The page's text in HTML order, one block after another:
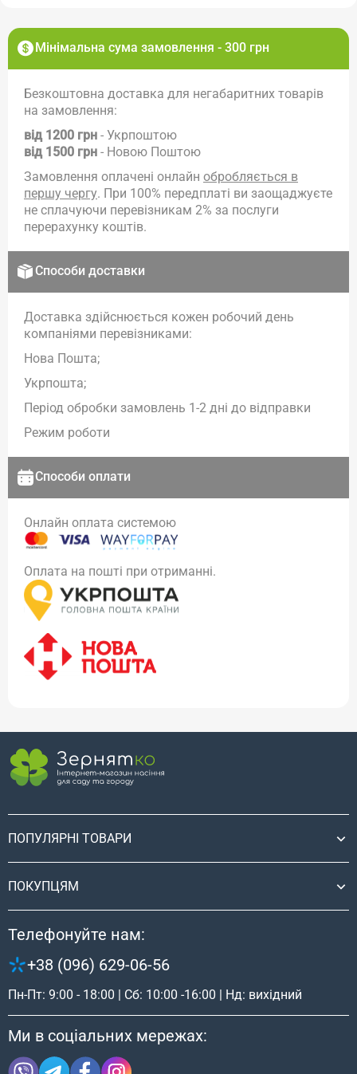
Мінімальна сума замовлення - 300 грн
Безкоштовна доставка для негабаритних товарів
на замовлення:
від 1200 грн - Укрпоштою
від 1500 грн - Новою Поштою
Замовлення оплачені онлайн обробляється в
першу чергу. При 100% передплаті ви заощаджуєте
не сплачуючи перевізникам 2% за послуги
перерахунку коштів.
Способи доставки
Доставка здійснюється кожен робочий день
компаніями перевізниками:
Нова Пошта;
Укрпошта;
Період обробки замовлень 1-2 дні до відправки
Режим роботи
Способи оплати
Онлайн оплата системою
Оплата на пошті при отриманні.
ПОПУЛЯРНІ ТОВАРИ
ПОКУПЦЯМ
Телефонуйте нам:
+38 (096) 629-06-56
Пн-Пт: 9:00 - 18:00 | Сб: 10:00 -16:00 | Нд: вихідний
Ми в соціальних мережах: